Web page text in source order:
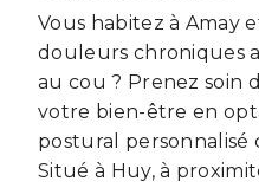
Vous habitez à Amay
douleurs chroniques
au cou ? Prenez soin
votre bien-être en
postural personnalisé
Situé à Huy, à